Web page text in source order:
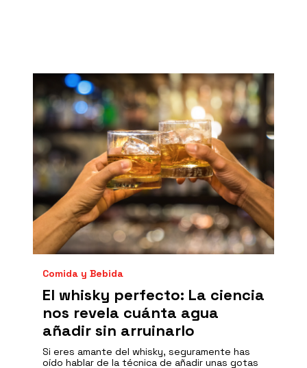
Comida y Bebida
El whisky perfecto: La ciencia
nos revela cuánta agua
añadir sin arruinarlo
Si eres amante del whisky, seguramente has
oído hablar de la técnica de añadir unas gotas